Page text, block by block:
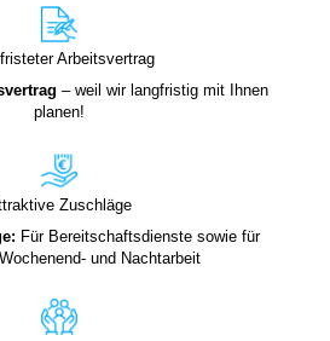
Arbeitsvertrag
– weil wir langfristig mit Ihnen
planen!
Zuschläge
Für Bereitschaftsdienste sowie für
und Nachtarbeit